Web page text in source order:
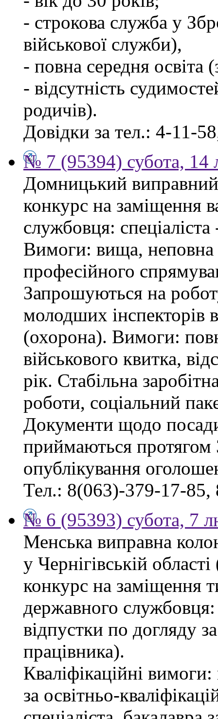
- строкова служба у
військової служби),
- повна середня
- відсутність
родичів).
Довідки за тел.: 4-11-
№ 7 (95394) субота, 14
Домницький
конкурс на заміщення
службовця: спеціаліста
Вимоги: вища, неповна
професійного
Запрошуються на
молодших інспекторів
(охорона). Вимоги:
військового квитка,
рік. Стабільна
роботи, соціальний
Документи щодо посади
приймаються протягом
опублікування
Тел.: 8(063)-379-17-
№ 6 (95393) субота, 7
Менська виправна
у Чернігівській
конкурс на заміщення
державного
відпустки по догляду
працівника).
Кваліфікаційні
за освітньо-